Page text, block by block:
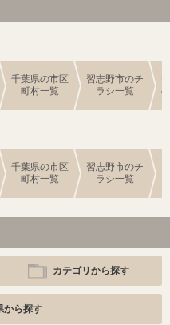
千葉県の市区
町村一覧
習志野市のチ
ラシ一覧
千葉県の市区
町村一覧
習志野市のチ
ラシ一覧
カテゴリから探す
から探す